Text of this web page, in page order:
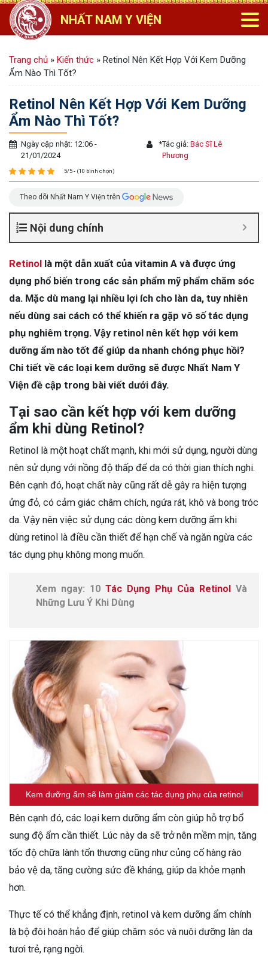
NHẤT NAM Y VIỆN
Trang chủ » Kiến thức » Retinol Nên Kết Hợp Với Kem Dưỡng
Ẩm Nào Thì Tốt?
Retinol Nên Kết Hợp Với Kem Dưỡng
Ẩm Nào Thì Tốt?
Ngày cập nhật: 12:06 -
21/01/2024
*Tác giả:Bác Sĩ Lê
Phương
5/5 - (10 bình chọn)
Theo dõi Nhất Nam Y Viện trên
Nội dung chính
Retinol là một dẫn xuất của vitamin A và được ứng
dụng phổ biến trong các sản phẩm mỹ phẩm chăm sóc
da. Mặc dù mang lại nhiều lợi ích cho làn da, tuy nhiên
nếu dùng sai cách có thể khiến ra gặp vô số tác dụng
phụ nghiêm trọng. Vậy retinol nên kết hợp với kem
dưỡng ẩm nào tốt để giúp da nhanh chóng phục hồi?
Chi tiết về các loại kem dưỡng sẽ được Nhất Nam Y
Viện đề cập trong bài viết dưới đây.
Tại sao cần kết hợp với kem dưỡng
ẩm khi dùng Retinol?
Retinol là một hoạt chất mạnh, khi mới sử dụng, người dùng
nên sử dụng với nồng độ thấp để da có thời gian thích nghi.
Bên cạnh đó, hoạt chất này cũng rất dễ gây ra hiện tượng
ửng đỏ, có cảm giác châm chích, ngứa rát, khô và bong tróc
da. Vậy nên việc sử dụng các dòng kem dưỡng ẩm khi
dùng retinol là điều cần thiết để hạn chế và ngăn ngừa các
tác dụng phụ không mong muốn.
Xem ngay: 10 Tác Dụng Phụ Của Retinol Và
Những Lưu Ý Khi Dùng
Kem dưỡng ẩm sẽ làm giảm các tác dụng phụ của retinol
Bên cạnh đó, các loại kem dưỡng ẩm còn giúp hỗ trợ bổ
sung độ ẩm cần thiết. Lúc này da sẽ trở nên mềm mịn, tăng
tốc độ chữa lành tổn thương cũng như củng cố hàng rào
bảo vệ da, tăng cường sức đề kháng, giúp da khỏe mạnh
hơn.
Thực tế có thể khẳng định, retinol và kem dưỡng ẩm chính
là bộ đôi hoàn hảo để giúp chăm sóc và nuôi dưỡng làn da
tươi trẻ, rạng ngời.